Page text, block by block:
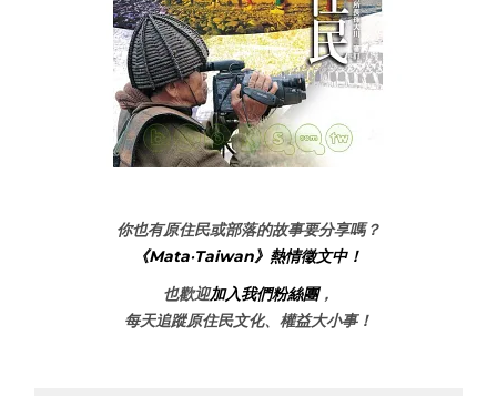
你也有原住民或部落的故事要分享嗎？
《Mata‧Taiwan》熱情徵文中！
也歡迎加入我們粉絲團，
每天追蹤原住民文化、權益大小事！